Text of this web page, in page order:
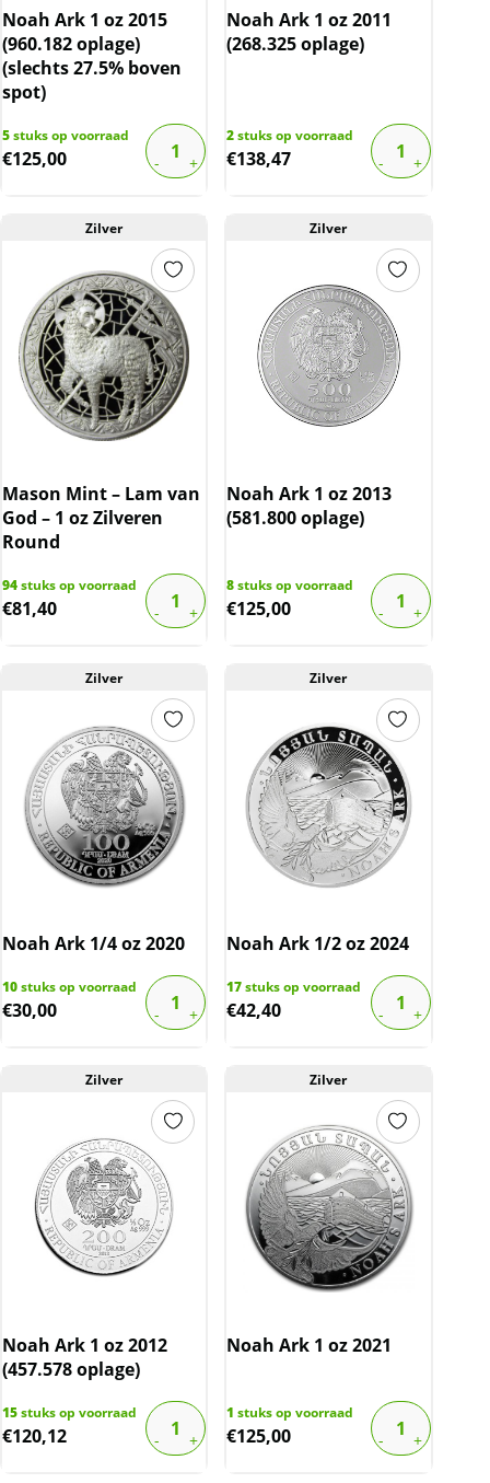
Noah Ark 1 oz 2015
(960.182 oplage)
(slechts 27.5% boven
spot)
5stuks op voorraad
€125,00
Noah Ark 1 oz 2011
(268.325 oplage)
2stuks op voorraad
€138,47
Zilver
Mason Mint – Lam van
God – 1 oz Zilveren
Round
94stuks op voorraad
€81,40
Zilver
Noah Ark 1 oz 2013
(581.800 oplage)
8stuks op voorraad
€125,00
Zilver
Noah Ark 1/4 oz 2020
10stuks op voorraad
€30,00
Zilver
Noah Ark 1/2 oz 2024
17stuks op voorraad
€42,40
Zilver
Noah Ark 1 oz 2012
(457.578 oplage)
15stuks op voorraad
€120,12
Zilver
Noah Ark 1 oz 2021
1 stuks op voorraad
€125,00